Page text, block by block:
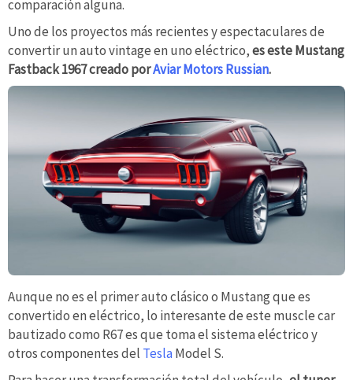
comparación alguna.
Uno de los proyectos más recientes y espectaculares de
convertir un auto vintage en uno eléctrico,es este Mustang
Fastback 1967 creado porAviar Motors Russian.
Aunque no es el primer auto clásico o Mustang que es
convertido en eléctrico, lo interesante de este muscle car
bautizado como R67 es que toma el sistema eléctrico y
otros componentes del TeslaModel S.